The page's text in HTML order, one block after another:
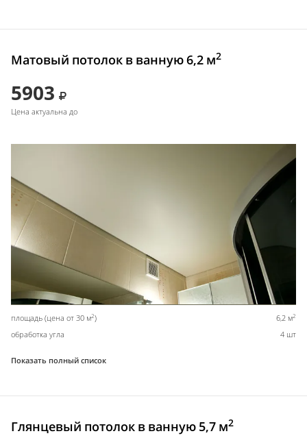
Матовый потолок в ванную 6,2 м2
5903
Цена актуальна до
площадь (цена от 30 м2) 6,2 м2
обработка угла 4 шт
Показать полный список
Глянцевый потолок в ванную 5,7 м2